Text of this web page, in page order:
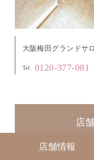
大阪梅田グランドサ
Tel. 0120-377-081
店
店舗情報